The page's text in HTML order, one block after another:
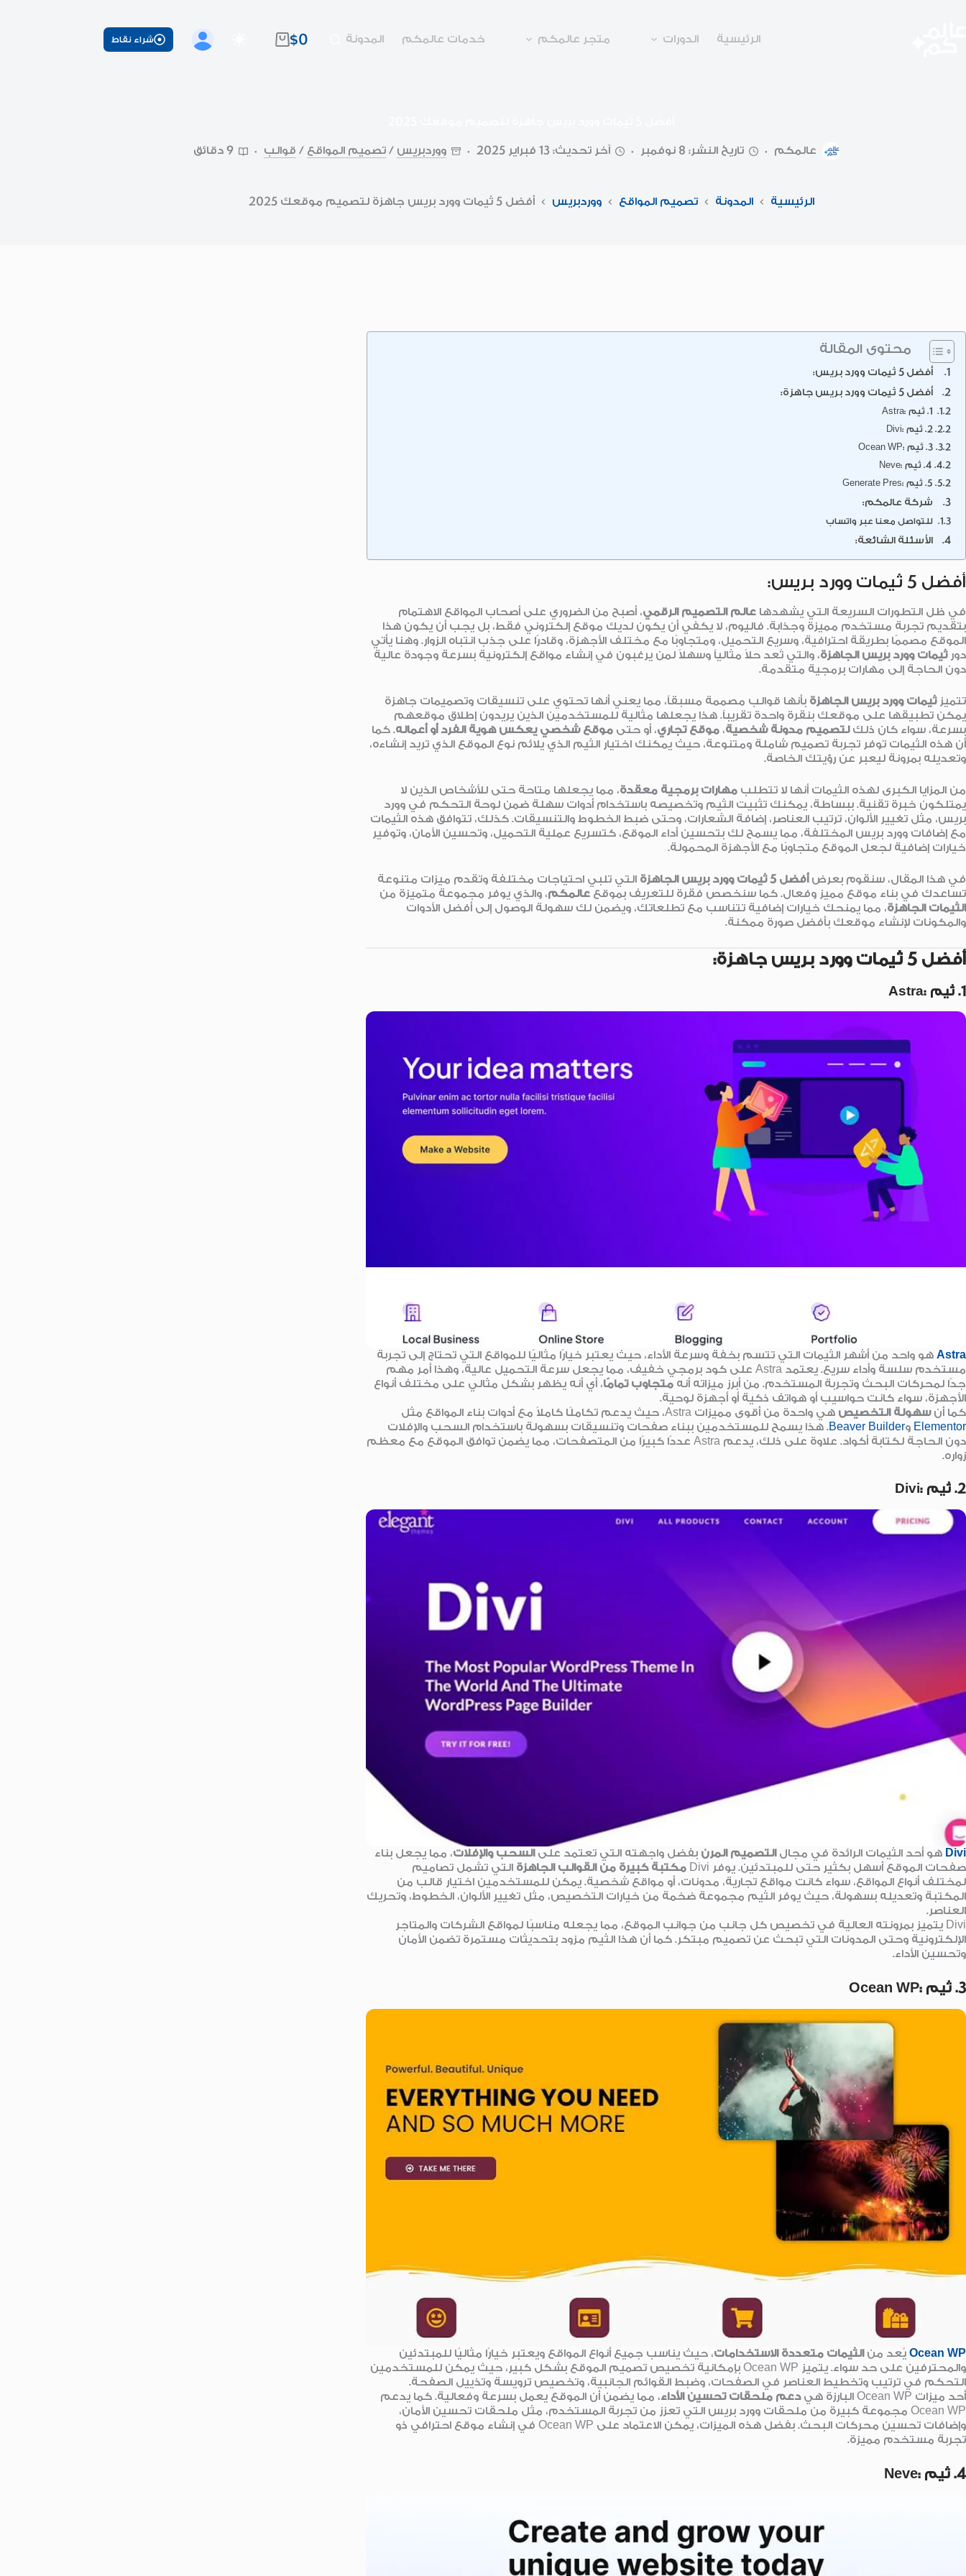
الرئيسية الدورات متجر عالمكم خدمات عالمكم المدونة
عربة
$0 شراء نقاط
عالمكم تاريخ النشر: 8 نوفمبر آخر تحديث: 13 فبراير 2025 ووردبريس / تصميم المواقع / قوالب 9 دقائق
الرئيسية المدونة تصميم المواقع ووردبريس أفضل 5 ثيمات وورد بريس جاهزة لتصميم موقعك 2025
محتوى المقالة
أفضل 5 ثيمات وورد بريس:
أفضل 5 ثيمات وورد بريس جاهزة:
1. ثيم :Astra
2. ثيم :Divi
3. ثيم :Ocean WP
4. ثيم :Neve
5. ثيم :Generate Pres
شركة عالمكم:
للتواصل معنا عبر واتساب
الأسئلة الشائعة:
أفضل 5 ثيمات وورد بريس:
في ظل التطورات السريعة التي يشهدها عالم التصميم الرقمي، أصبح من الضروري على أصحاب المواقع الاهتمام
بتقديم تجربة مستخدم مميزة وجذابة. فاليوم، لا يكفي أن يكون لديك موقع إلكتروني فقط، بل يجب أن يكون هذا
الموقع مصممًا بطريقة احترافية، وسريع التحميل، ومتجاوبًا مع مختلف الأجهزة، وقادرًا على جذب انتباه الزوار. وهنا يأتي
دورثيمات وورد بريس الجاهزة، والتي تُعد حلاً مثالياً وسهلاً لمن يرغبون في إنشاء مواقع إلكترونية بسرعة وجودة عالية
دون الحاجة إلى مهارات برمجية متقدمة.
تتميزثيمات وورد بريس الجاهزة بأنها قوالب مصممة مسبقاً، مما يعني أنها تحتوي على تنسيقات وتصميمات جاهزة
يمكن تطبيقها على موقعك بنقرة واحدة تقريباً. هذا يجعلها مثالية للمستخدمين الذين يريدون إطلاق موقعهم
بسرعة، سواء كان ذلكلتصميم مدونة شخصية، موقع تجاري، أو حتى موقع شخصي يعكس هوية الفرد أو أعماله. كما
أن هذه الثيمات توفر تجربة تصميم شاملة ومتنوعة، حيث يمكنك اختيار الثيم الذي يلائم نوع الموقع الذي تريد إنشاءه،
وتعديله بمرونة ليعبر عن رؤيتك الخاصة.
من المزايا الكبرى لهذه الثيمات أنها لا تتطلب مهارات برمجية معقدة، مما يجعلها متاحة حتى للأشخاص الذين لا
يمتلكون خبرة تقنية. ببساطة، يمكنك تثبيت الثيم وتخصيصه باستخدام أدوات سهلة ضمن لوحة التحكم في وورد
بريس، مثل تغيير الألوان، ترتيب العناصر، إضافة الشعارات، وحتى ضبط الخطوط والتنسيقات. كذلك، تتوافق هذه الثيمات
مع إضافات وورد بريس المختلفة، مما يسمح لك بتحسين أداء الموقع، كتسريع عملية التحميل، وتحسين الأمان، وتوفير
خيارات إضافية لجعل الموقع متجاوبًا مع الأجهزة المحمولة.
في هذا المقال، سنقوم بعرض أفضل 5 ثيمات وورد بريس الجاهزة
التي تلبي احتياجات مختلفة وتقدم ميزات متنوعة
تساعدك في بناء موقع مميز وفعال. كما سنخصص فقرة للتعريف بموقع عالمكم، والذي يوفر مجموعة متميزة من
الثيمات الجاهزة، مما يمنحك خيارات إضافية تتناسب مع تطلعاتك، ويضمن لك سهولة الوصول إلى أفضل الأدوات
والمكونات لإنشاء موقعك بأفضل صورة ممكنة.
أفضل 5 ثيمات وورد بريس جاهزة:
1. ثيم :Astra
Astra هو واحد من أشهر الثيمات التي تتسم بخفة وسرعة الأداء، حيث يعتبر خيارًا مثاليًا للمواقع التي تحتاج إلى تجربة
مستخدم سلسة وأداء سريع. يعتمد Astra على كود برمجي خفيف، مما يجعل سرعة التحميل عالية، وهذا أمر مهم
جدًا لمحركات البحث وتجربة المستخدم. من أبرز ميزاته أنه متجاوب تمامًا، أي أنه يظهر بشكل مثالي على مختلف أنواع
الأجهزة، سواء كانت حواسيب أو هواتف ذكية أو أجهزة لوحية.
كما أنسهولة التخصيص هي واحدة من أقوى مميزات Astra، حيث يدعم تكاملًا كاملاً مع أدوات بناء المواقع مثل
Elementor وBeaver Builder. هذا يسمح للمستخدمين ببناء صفحات وتنسيقات بسهولة باستخدام السحب والإفلات
دون الحاجة لكتابة أكواد. علاوة على ذلك، يدعم Astra عددًا كبيرًا من المتصفحات، مما يضمن توافق الموقع مع معظم
زواره.
2. ثيم :Divi
Divi هو أحد الثيمات الرائدة في مجال التصميم المرن بفضل واجهته التي تعتمد على السحب والإفلات، مما يجعل بناء
صفحات الموقع أسهل بكثير حتى للمبتدئين. يوفر Divi
مكتبة كبيرة من القوالب الجاهزة التي تشمل تصاميم
لمختلف أنواع المواقع، سواء كانت مواقع تجارية، مدونات، أو مواقع شخصية. يمكن للمستخدمين اختيار قالب من
المكتبة وتعديله بسهولة، حيث يوفر الثيم مجموعة ضخمة من خيارات التخصيص، مثل تغيير الألوان، الخطوط، وتحريك
العناصر.
Divi يتميز بمرونته العالية في تخصيص كل جانب من جوانب الموقع، مما يجعله مناسبًا لمواقع الشركات والمتاجر
الإلكترونية وحتى المدونات التي تبحث عن تصميم مبتكر. كما أن هذا الثيم مزود بتحديثات مستمرة تضمن الأمان
وتحسين الأداء.
3. ثيم :Ocean WP
Ocean WP يُعد من الثيمات متعددة الاستخدامات، حيث يناسب جميع أنواع المواقع ويعتبر خيارًا مثاليًا للمبتدئين
والمحترفين على حد سواء. يتميز Ocean WP بإمكانية تخصيص تصميم الموقع بشكل كبير، حيث يمكن للمستخدمين
التحكم في ترتيب وتخطيط العناصر في الصفحات، وضبط القوائم الجانبية، وتخصيص ترويسة وتذييل الصفحة.
أحد ميزات Ocean WP البارزة هي
دعم ملحقات تحسين الأداء، مما يضمن أن الموقع يعمل بسرعة وفعالية. كما يدعم
Ocean WP مجموعة كبيرة من ملحقات وورد بريس التي تعزز من تجربة المستخدم، مثل ملحقات تحسين الأمان،
وإضافات تحسين محركات البحث. بفضل هذه الميزات، يمكن الاعتماد على Ocean WP في إنشاء موقع احترافي ذو
تجربة مستخدم مميزة.
4. ثيم :Neve